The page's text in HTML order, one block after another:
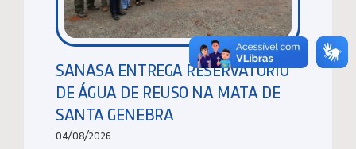
SANASA ENTREGA RESERVATÓRIO
DE ÁGUA DE REUSO NA MATA DE
SANTA GENEBRA
04/08/2026